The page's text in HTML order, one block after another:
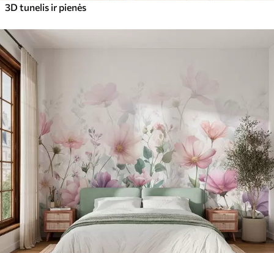
3D tunelis ir pienės